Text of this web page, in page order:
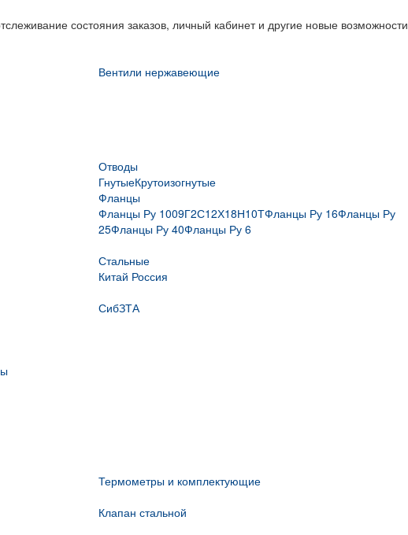
состояния заказов, личный кабинет и другие новые возможности
Вентили нержавеющие
Отводы
ГнутыеКрутоизогнутые
Фланцы
Фланцы Ру 1009Г2С12Х18Н10ТФланцы Ру 16Фланцы Ру
25Фланцы Ру 40Фланцы Ру 6
Стальные
Китай Россия
СибЗТА
Термометры и комплектующие
Клапан стальной